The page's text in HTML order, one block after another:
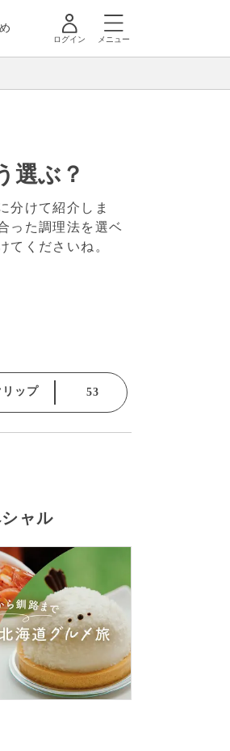
ログイン メニュー
選ぶ？
分けて紹介しま
った調理法を選ベ
てくださいね。
リップ 53
ャル